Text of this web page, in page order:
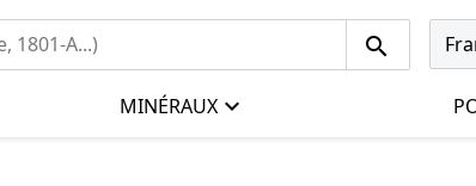
MINÉRAUX